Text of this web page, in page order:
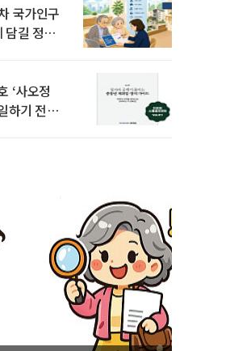
국가인구
담길 정책
‘사오정
기 전략’